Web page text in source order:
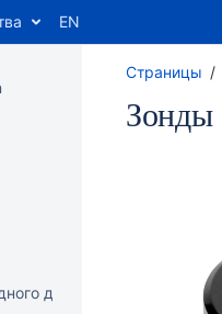
EN
доступа
Страницы
Зонды